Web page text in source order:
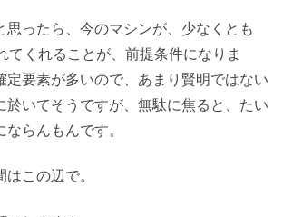
思ったら、今のマシンが、少なくとも
てくれることが、前提条件になりま
定要素が多いので、あまり賢明ではない
於いてそうですが、無駄に焦ると、たい
らんもんです。
この辺で。